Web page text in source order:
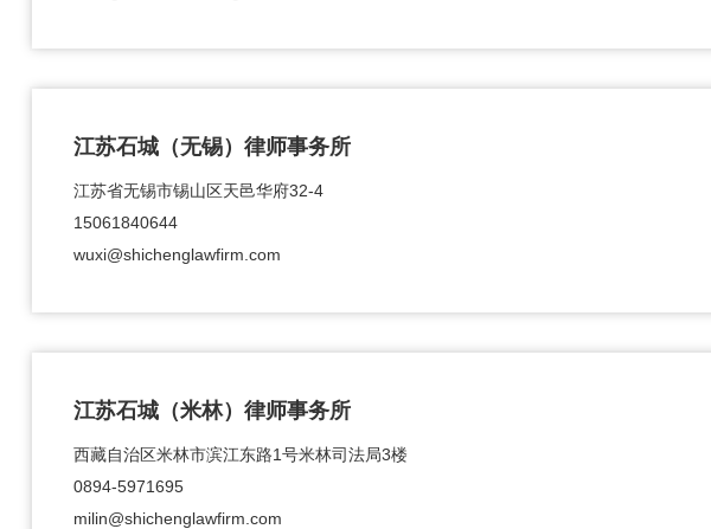
江苏石城（无锡）律师事务所
江苏省无锡市锡山区天邑华府32-4
15061840644
wuxi@shichenglawfirm.com
江苏石城（米林）律师事务所
西藏自治区米林市滨江东路1号米林司法局3楼
0894-5971695
milin@shichenglawfirm.com